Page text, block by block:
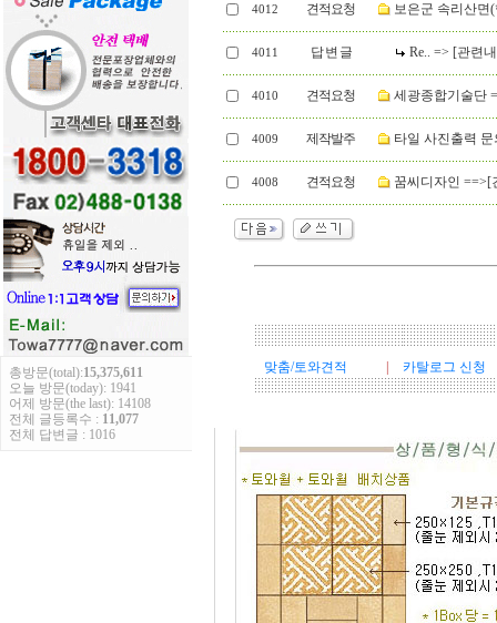
총방문(total):15,375,611
오늘 방문(today): 1941
어제 방문(the last): 14108
전체 글등록수 : 11,077
전체 답변글 : 1016
4012 견적요청 보은군 속리산면
4011 답 변 글 Re.. => [관련
4010 견적요청 세광종합기술단
4009 제작발주 타일 사진출력
4008 견적요청 꿈씨디자인 ==>[
맞춤/토와견적 카탈로그 신청